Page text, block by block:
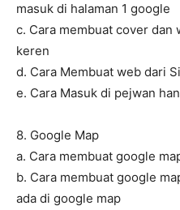
masuk di halaman 1 google
c. Cara membuat cover
keren
d. Cara Membuat web dari
e. Cara Masuk di pejwan
8. Google Map
a. Cara membuat google
b. Cara membuat google
ada di google map